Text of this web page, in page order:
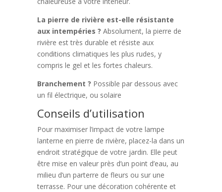
La pierre de rivière est-elle résistante
aux intempéries ? Absolument, la pierre de
rivière est très durable et résiste aux
conditions climatiques les plus rudes, y
compris le gel et les fortes chaleurs.
Branchement ? Possible par dessous avec
un fil électrique, ou solaire
Conseils d’utilisation
Pour maximiser l’impact de votre lampe
lanterne en pierre de rivière, placez-la dans un
endroit stratégique de votre jardin. Elle peut
être mise en valeur près d’un point d’eau, au
milieu d’un parterre de fleurs ou sur une
terrasse. Pour une décoration cohérente et